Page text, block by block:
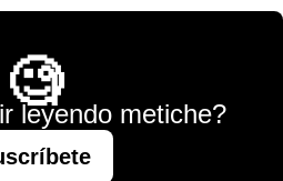
🧐
leyendo metiche?